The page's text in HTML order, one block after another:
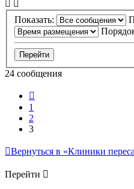
Показать:
24 сообщения
1
2
3
Вернуться в «Клиники
Перейти